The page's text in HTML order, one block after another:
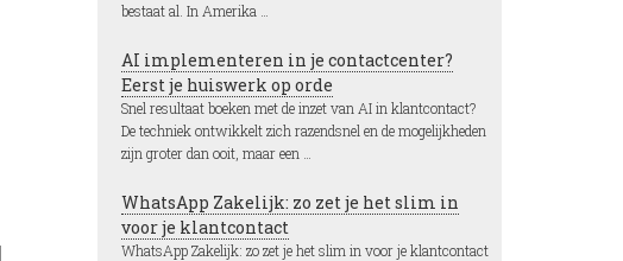
bestaat al. In Amerika …
AI implementeren in je contactcenter?
Eerst je huiswerk op orde
Snel resultaat boeken met de inzet van AI in klantcontact?
De techniek ontwikkelt zich razendsnel en de mogelijkheden
zijn groter dan ooit, maar een …
WhatsApp Zakelijk: zo zet je het slim in
voor je klantcontact
WhatsApp Zakelijk: zo zet je het slim in voor je klantcontact